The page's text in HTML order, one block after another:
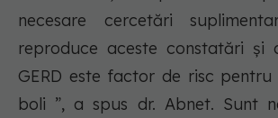
necesare cercetări
reproduce aceste constatări și
GERD este factor de risc
boli ”, a spus dr. Abnet. Sunt